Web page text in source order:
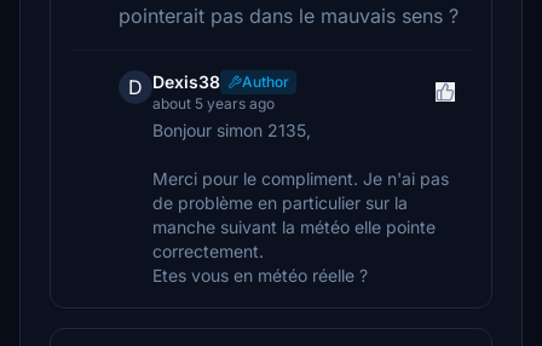
pointerait pas dans le mauvais sens ?
D Dexis38
Author
about 5 years ago
Bonjour simon 2135,
Merci pour le compliment. Je n'ai pas
de problème en particulier sur la
manche suivant la météo elle pointe
correctement.
Etes vous en météo réelle ?